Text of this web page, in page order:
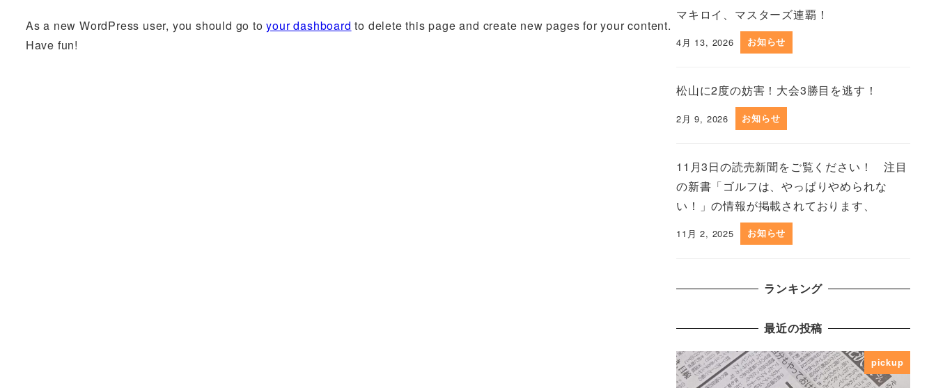
As a new WordPress user, you should go toyour dashboard to delete this page and create new pages for your content.
Have fun!
マキロイ、マスターズ連覇！
4月 13, 2026 お知らせ
松山に2度の妨害！大会3勝目を逃す！
2月 9, 2026 お知らせ
11月3日の読売新聞をご覧ください！ 注目
の新書「ゴルフは、やっぱりやめられな
い！」の情報が掲載されております、
11月 2, 2025 お知らせ
ランキング
最近の投稿
pickup